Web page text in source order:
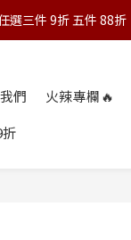
選三件 9折 五件 88折
選三件 9折 五件 88折
於下單前詳閱購物須知
三件 9折 五件 88折
們
火辣專欄🔥